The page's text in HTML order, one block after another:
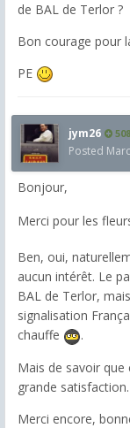
de BAL de Terlor ?
Bon courage pour
PE
jym26 508
Posted
Bonjour,
Merci pour les
Ben, oui,
aucun intérêt. Le
BAL de Terlor,
signalisation
chauffe
.
Mais de savoir
grande satisfaction.
Merci encore,